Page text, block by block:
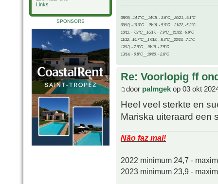
Links
SPONSORS
08/09, -14.7°C__14/15, - 3.6°C__20/21, -9.1°C
09/10, -10.0°C__15/16, - 5.9°C__21/22, -5.2°C
10/11, - 7.9°C__16/17, - 7.9°C__21/22, -6.9°C
11/12, -14.7°C__17/18, - 8.3°C__22/23, -7.1°C
12/13, - 7.9°C__18/19, - 7.5°C
13/14, - 0.8°C__19/20, - 2.8°C
Re: Voorlopig ff
door palmgek op 03 okt
Heel veel sterkte en
Mariska uiteraard een
Não faz mal!
2022 minimum 24,7 -
2023 minimum 23,9 -